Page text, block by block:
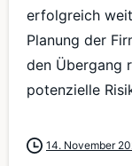
erfolgreich
Planung der
den Übergang
potenzielle
14. November